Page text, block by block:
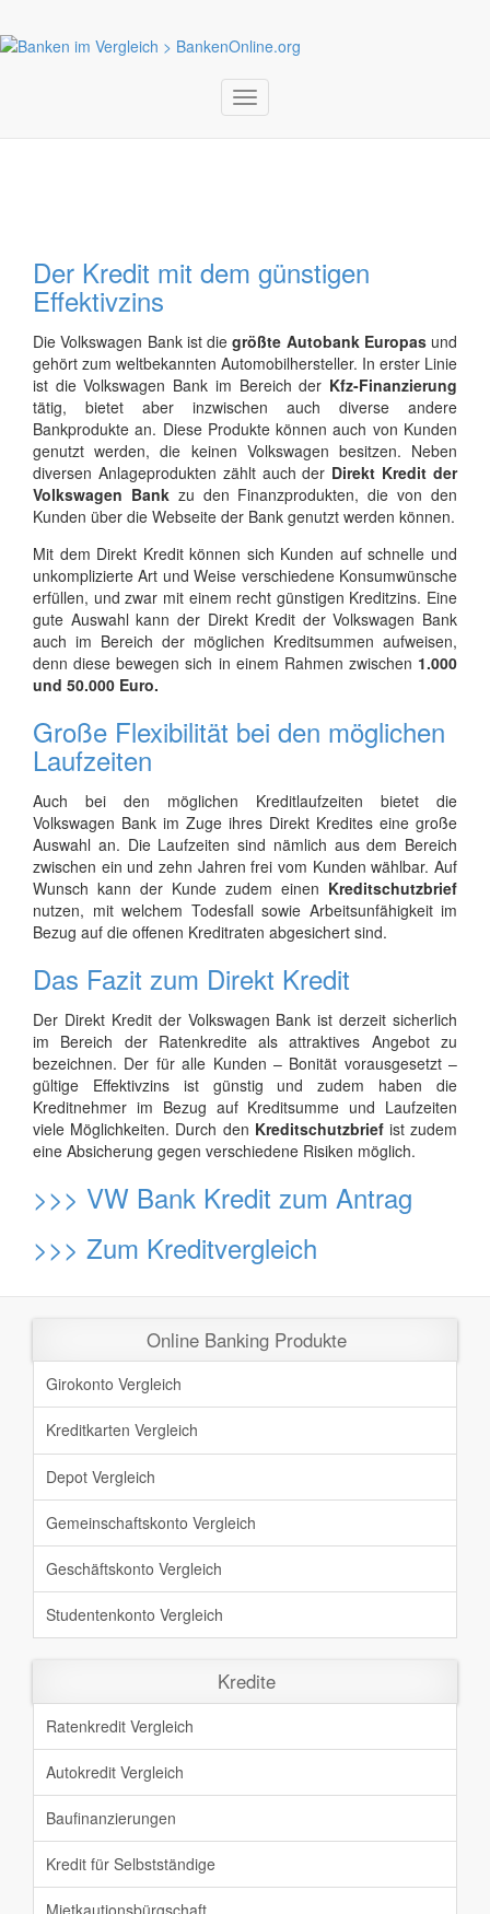
Toggle
navigation
Der Kredit mit dem günstigen
Effektivzins
Die Volkswagen Bank ist diegrößte Autobank Europasund
gehört zum weltbekannten Automobilhersteller. In erster Linie
ist die Volkswagen Bank im Bereich der Kfz-Finanzierung
tätig, bietet aber inzwischen auch diverse andere
Bankprodukte an. Diese Produkte können auch von Kunden
genutzt werden, die keinen Volkswagen besitzen. Neben
diversen Anlageprodukten zählt auch der Direkt Kredit der
Volkswagen Bankzu den Finanzprodukten, die von den
Kunden über die Webseite der Bank genutzt werden können.
Mit dem Direkt Kredit können sich Kunden auf schnelle und
unkomplizierte Art und Weise verschiedene Konsumwünsche
erfüllen, und zwar mit einem recht günstigen Kreditzins. Eine
gute Auswahl kann der Direkt Kredit der Volkswagen Bank
auch im Bereich der möglichen Kreditsummen aufweisen,
denn diese bewegen sich in einem Rahmen zwischen 1.000
und 50.000 Euro.
Große Flexibilität bei den möglichen
Laufzeiten
Auch bei den möglichen Kreditlaufzeiten bietet die
Volkswagen Bank im Zuge ihres Direkt Kredites eine große
Auswahl an. Die Laufzeiten sind nämlich aus dem Bereich
zwischen ein und zehn Jahren frei vom Kunden wählbar. Auf
Wunsch kann der Kunde zudem einen Kreditschutzbrief
nutzen, mit welchem Todesfall sowie Arbeitsunfähigkeit im
Bezug auf die offenen Kreditraten abgesichert sind.
Das Fazit zum Direkt Kredit
Der Direkt Kredit der Volkswagen Bank ist derzeit sicherlich
im Bereich der Ratenkredite als attraktives Angebot zu
bezeichnen. Der für alle Kunden – Bonität vorausgesetzt –
gültige Effektivzins ist günstig und zudem haben die
Kreditnehmer im Bezug auf Kreditsumme und Laufzeiten
viele Möglichkeiten. Durch den Kreditschutzbriefist zudem
eine Absicherung gegen verschiedene Risiken möglich.
>>> VW Bank Kredit zum Antrag
>>> Zum Kreditvergleich
Online Banking Produkte
Girokonto Vergleich
Kreditkarten Vergleich
Depot Vergleich
Gemeinschaftskonto Vergleich
Geschäftskonto Vergleich
Studentenkonto Vergleich
Kredite
Ratenkredit Vergleich
Autokredit Vergleich
Baufinanzierungen
Kredit für Selbstständige